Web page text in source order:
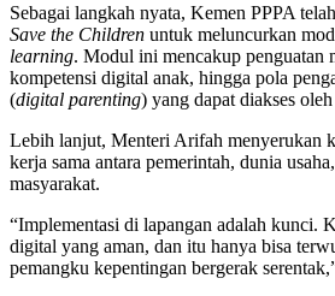
Sebagai langkah nyata, Kemen PPPA
Save the Children untuk meluncurkan
learning. Modul ini mencakup penguatan
kompetensi digital anak, hingga pola
(digital parenting) yang dapat diakses
Lebih lanjut, Menteri Arifah menyerukan
kerja sama antara pemerintah, dunia
masyarakat.
“Implementasi di lapangan adalah kunci.
digital yang aman, dan itu hanya bisa
pemangku kepentingan bergerak